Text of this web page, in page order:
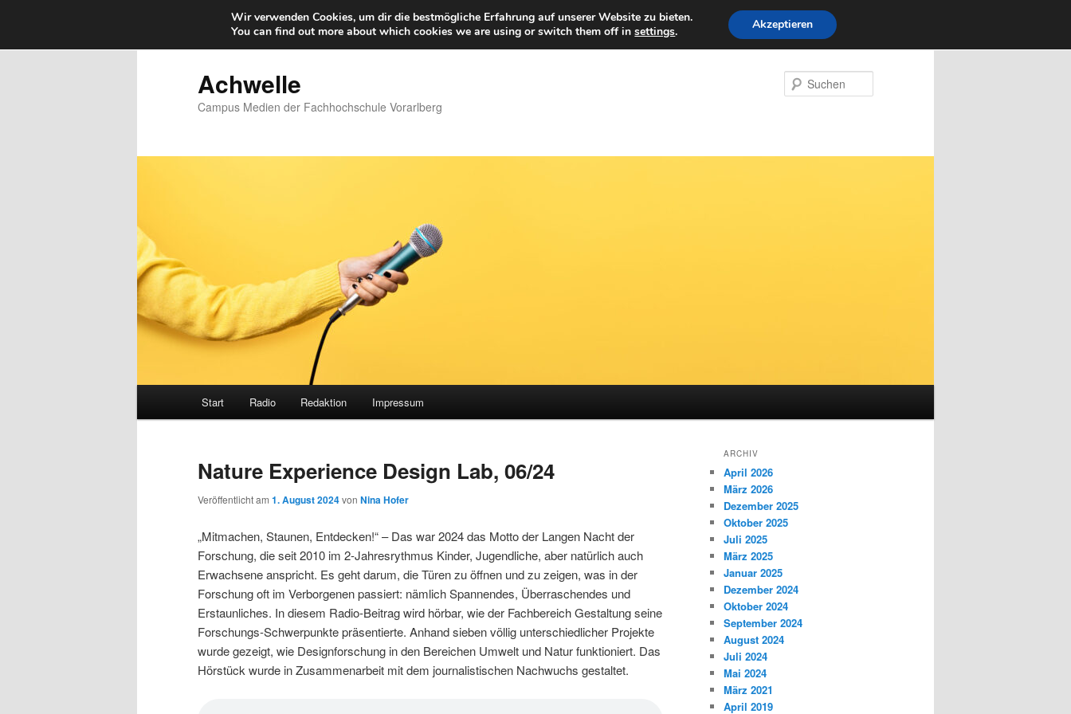
primären
Achwelle
Campus Medien der Fachhochschule Vorarlberg
Start Radio Redaktion Impressum
Nature Experience Design Lab, 06/24
Veröffentlicht am 1. August 2024von Nina Hofer
„Mitmachen, Staunen, Entdecken!“ – Das war 2024 das Motto der Langen Nacht der
Forschung, die seit 2010 im 2-Jahresrythmus Kinder, Jugendliche, aber natürlich auch
Erwachsene anspricht. Es geht darum, die Türen zu öffnen und zu zeigen, was in der
Forschung oft im Verborgenen passiert: nämlich Spannendes, Überraschendes und
Erstaunliches. In diesem Radio-Beitrag wird hörbar, wie der Fachbereich Gestaltung seine
Forschungs-Schwerpunkte präsentierte. Anhand sieben völlig unterschiedlicher Projekte
wurde gezeigt, wie Designforschung in den Bereichen Umwelt und Natur funktioniert. Das
Hörstück wurde in Zusammenarbeit mit dem journalistischen Nachwuchs gestaltet.
ARCHIV
April 2026
März 2026
Dezember 2025
Oktober 2025
Juli 2025
März 2025
Januar 2025
Dezember 2024
Oktober 2024
September 2024
August 2024
Juli 2024
Mai 2024
März 2021
April 2019
Wir verwenden Cookies, um dir die bestmögliche Erfahrung auf unserer Website zu bieten.
You can find out more about which cookies we are using or switch them off insettings. Akzeptieren